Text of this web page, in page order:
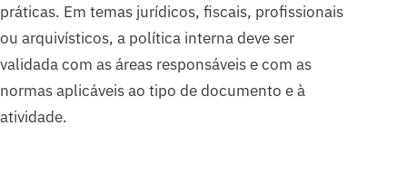
práticas. Em temas jurídicos, fiscais, profissionais
ou arquivísticos, a política interna deve ser
validada com as áreas responsáveis e com as
normas aplicáveis ao tipo de documento e à
atividade.